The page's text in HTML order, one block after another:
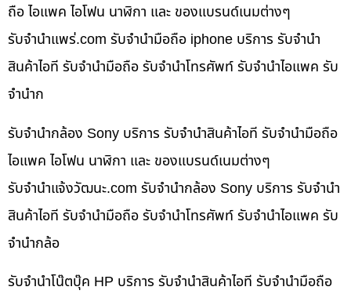
ถือ ไอแพค ไอโฟน นาฬิกา และ ของแบรนด์เนมต่างๆ
รับจํานําแพร่.com รับจำนำมือถือ iphone บริการ รับจำนำ
สินค้าไอที รับจำนำมือถือ รับจำนำโทรศัพท์ รับจำนำไอแพค รับ
จำนำก
รับจำนำกล้อง Sony บริการ รับจำนำสินค้าไอที รับจำนำมือถือ
ไอแพค ไอโฟน นาฬิกา และ ของแบรนด์เนมต่างๆ
รับจํานําแจ้งวัฒนะ.com รับจำนำกล้อง Sony บริการ รับจำนำ
สินค้าไอที รับจำนำมือถือ รับจำนำโทรศัพท์ รับจำนำไอแพค รับ
จำนำกล้อ
รับจำนำโน๊ตบุ๊ค HP บริการ รับจำนำสินค้าไอที รับจำนำมือถือ